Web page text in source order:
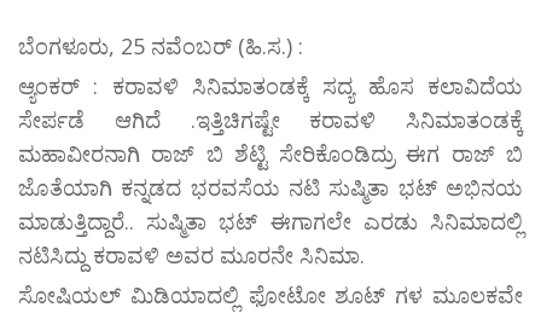
ಬೆಂಗಳೂರು, 25 ನವೆಂಬರ್ (ಹಿ.ಸ.) :
ಆ್ಯಂಕರ್ : ಕರಾವಳಿ ಸಿನಿಮಾತಂಡಕ್ಕೆ ಸದ್ಯ ಹೊಸ ಕಲಾವಿದೆಯ
ಸೇರ್ಪಡೆ ಆಗಿದೆ .ಇತ್ತಿಚಿಗಷ್ಟೇ ಕರಾವಳಿ ಸಿನಿಮಾತಂಡಕ್ಕೆ
ಮಹಾವೀರನಾಗಿ ರಾಜ್ ಬಿ ಶೆಟ್ಟಿ ಸೇರಿಕೊಂಡಿದ್ರು ಈಗ ರಾಜ್ ಬಿ
ಜೊತೆಯಾಗಿ ಕನ್ನಡದ ಭರವಸೆಯ ನಟಿ ಸುಷ್ಮಿತಾ ಭಟ್ ಅಭಿನಯ
ಮಾಡುತ್ತಿದ್ದಾರೆ.. ಸುಷ್ಮಿತಾ ಭಟ್ ಈಗಾಗಲೇ ಎರಡು ಸಿನಿಮಾದಲ್ಲಿ
ನಟಿಸಿದ್ದು ಕರಾವಳಿ ಅವರ ಮೂರನೇ ಸಿನಿಮಾ.
ಸೋಷಿಯಲ್ ಮಿಡಿಯಾದಲ್ಲಿ ಫೋಟೋ ಶೂಟ್ ಗಳ ಮೂಲಕವೇ